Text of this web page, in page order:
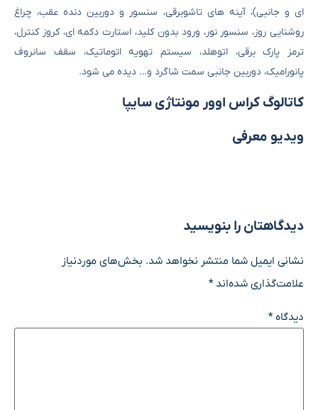
ای و جانبی)، آینه های تاشوبرقی، سنسور و دوربین دنده عقب، چراغ
روشنایی روز، سنسور نور، ورود بدون کلید، استارت دکمه ای، کروز کنترل،
ترمز پارک برقی، اتوهلد، سیستم تهویه اتوماتیک، سقف سانروف
پانورامیک، دوربین جانبی سمت شاگرد و… دیده می شود.
کاتالوگ کراس اوور مونتاژی سایپا
ویدیو معرفی
دیدگاهتان را بنویسید
نشانی ایمیل شما منتشر نخواهد شد. بخش‌های موردنیاز
علامت‌گذاری شده‌اند*
دیدگاه*